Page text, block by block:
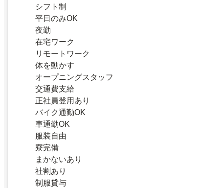
シフト制
平日のみOK
夜勤
在宅ワーク
リモートワーク
体を動かす
オープニングスタッフ
交通費支給
正社員登用あり
バイク通勤OK
車通勤OK
服装自由
寮完備
まかないあり
社割あり
制服貸与